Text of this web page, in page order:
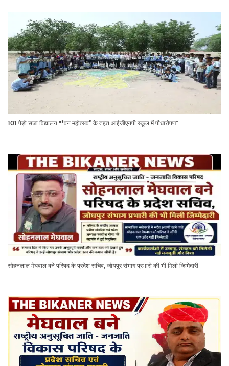
101 पेड़ो सजा विद्यालय "*वन महोत्सव” के तहत आईजीएनपी स्कूल में पौधारोपण*
सोहनलाल मेघवाल बने परिषद के प्रदेश सचिव, जोधपुर संभाग प्रभारी की भी मिली जिम्मेदारी